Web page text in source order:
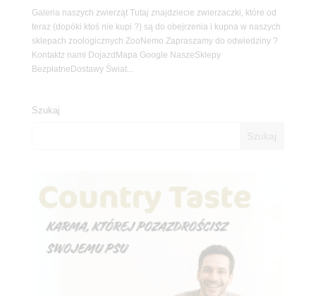
Galeria naszych zwierząt Tutaj znajdziecie zwierzaczki, które od
teraz (dopóki ktoś nie kupi ?) są do obejrzenia i kupna w naszych
sklepach zoologicznych ZooNemo Zapraszamy do odwiedziny ?
Kontaktz nami DojazdMapa Google NaszeSklepy
BezpłatneDostawy Świat...
Szukaj